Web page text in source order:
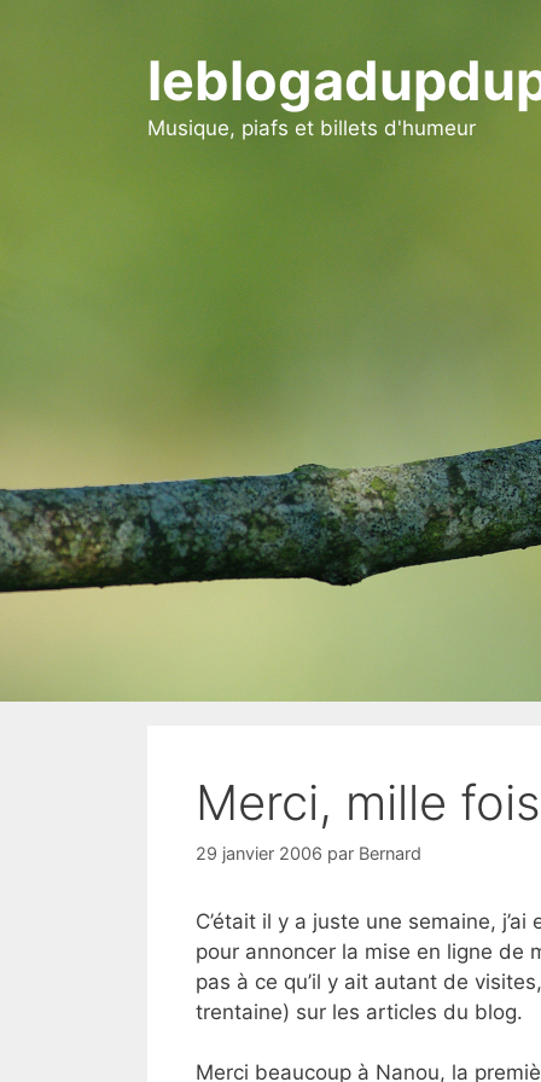
Musique, piafs et billets d'humeur
Merci, mille
29 janvier 2006 par Bernard
C’était il y a juste une semaine,
pour annoncer la mise en ligne de
pas à ce qu’il y ait autant de
trentaine) sur les articles du blog.
Merci beaucoup à Nanou, la